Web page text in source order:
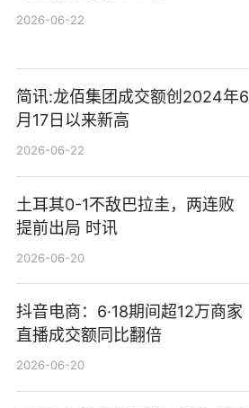
2026-06-22
简讯:龙佰集团成交额创2024年6
月17日以来新高
2026-06-22
土耳其0-1不敌巴拉圭，两连败
提前出局 时讯
2026-06-20
抖音电商：6·18期间超12万商家
直播成交额同比翻倍
2026-06-20